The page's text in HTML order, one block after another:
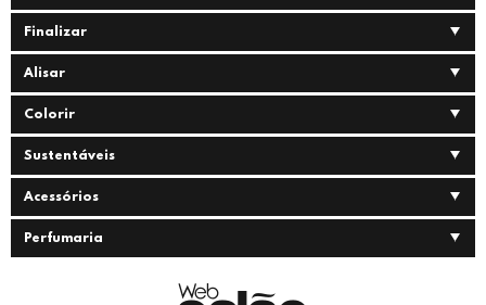
Finalizar
Alisar
Colorir
Sustentáveis
Acessórios
Perfumaria